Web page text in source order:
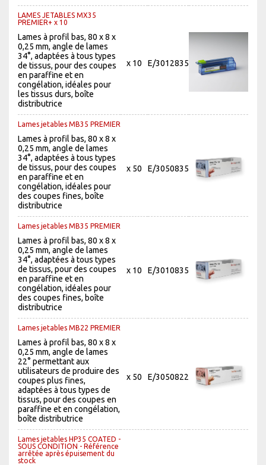
LAMES JETABLES MX35
PREMIER+ x 10
Lames à profil bas, 80 x 8 x
0,25 mm, angle de lames
34°, adaptées à tous types
de tissus, pour des coupes
en paraffine et en
congélation, idéales pour
les tissus durs, boîte
distributrice
x 10 E/3012835
Lames jetables MB35 PREMIER
Lames à profil bas, 80 x 8 x
0,25 mm, angle de lames
34°, adaptées à tous types
de tissus, pour des coupes
en paraffine et en
congélation, idéales pour
des coupes fines, boîte
distributrice
x 50 E/3050835
Lames jetables MB35 PREMIER
Lames à profil bas, 80 x 8 x
0,25 mm, angle de lames
34°, adaptées à tous types
de tissus, pour des coupes
en paraffine et en
congélation, idéales pour
des coupes fines, boîte
distributrice
x 10 E/3010835
Lames jetables MB22 PREMIER
Lames à profil bas, 80 x 8 x
0,25 mm, angle de lames
22° permettant aux
utilisateurs de produire des
coupes plus fines,
adaptées à tous types de
tissus, pour des coupes en
paraffine et en congélation,
boîte distributrice
x 50 E/3050822
Lames jetables HP35 COATED -
SOUS CONDITION - Référence
arrêtée après épuisement du
stock